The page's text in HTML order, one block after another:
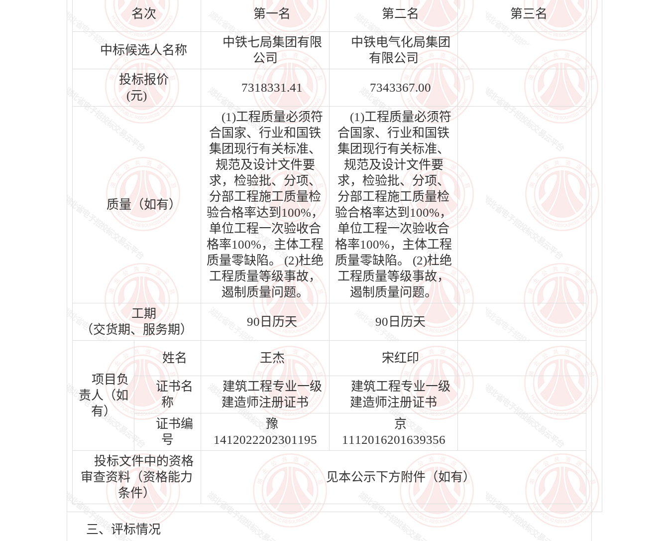
名次 第一名 第二名 第三名
中标候选人名称
中铁七局集团有限
公司
中铁电气化局集团
有限公司
投标报价
(元)
7318331.41 7343367.00
质量（如有）
(1)工程质量必须符
合国家、行业和国铁
集团现行有关标准、
规范及设计文件要
求，检验批、分项、
分部工程施工质量检
验合格率达到100%，
单位工程一次验收合
格率100%，主体工程
质量零缺陷。 (2)杜绝
工程质量等级事故，
遏制质量问题。
(1)工程质量必须符
合国家、行业和国铁
集团现行有关标准、
规范及设计文件要
求，检验批、分项、
分部工程施工质量检
验合格率达到100%，
单位工程一次验收合
格率100%，主体工程
质量零缺陷。 (2)杜绝
工程质量等级事故，
遏制质量问题。
工期
（交货期、服务期）
90日历天 90日历天
项目负
责人（如
有）
姓名 王杰 宋红印
证书名
称
建筑工程专业一级
建造师注册证书
建筑工程专业一级
建造师注册证书
证书编
号
豫
1412022202301195
京
1112016201639356
投标文件中的资格
审查资料（资格能力
条件）
见本公示下方附件（如有）
三、评标情况